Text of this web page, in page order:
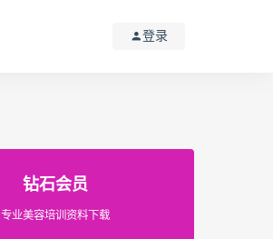
登录
钻石会员
专业美容培训资料下载